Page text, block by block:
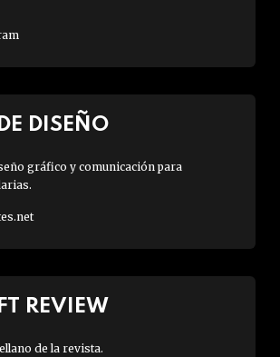
DISEÑO
gráfico y comunicación para
REVIEW
de la revista.